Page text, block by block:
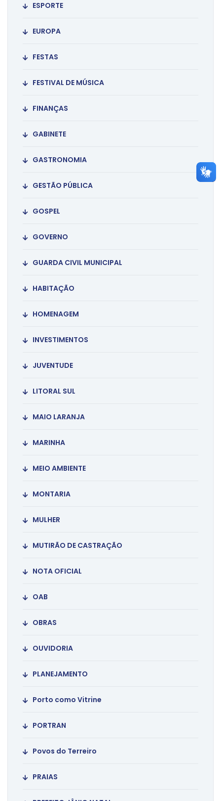
ESPORTE
EUROPA
FESTAS
FESTIVAL DE MÚSICA
FINANÇAS
GABINETE
GASTRONOMIA
GESTÃO PÚBLICA
GOSPEL
GOVERNO
GUARDA CIVIL MUNICIPAL
HABITAÇÃO
HOMENAGEM
INVESTIMENTOS
JUVENTUDE
LITORAL SUL
MAIO LARANJA
MARINHA
MEIO AMBIENTE
MONTARIA
MULHER
MUTIRÃO DE CASTRAÇÃO
NOTA OFICIAL
OAB
OBRAS
OUVIDORIA
PLANEJAMENTO
Porto como Vitrine
PORTRAN
Povos do Terreiro
PRAIAS